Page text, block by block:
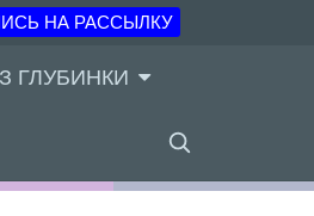
НА РАССЫЛКУ
ГЛУБИНКИ